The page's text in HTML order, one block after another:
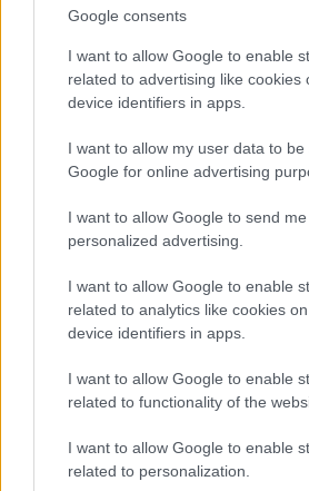
Google consents
I want to allow Google to enable
related to advertising like cookies
device identifiers in apps.
I want to allow my user data to be
Google for online advertising
I want to allow Google to send me
personalized advertising.
I want to allow Google to enable
related to analytics like cookies
device identifiers in apps.
I want to allow Google to enable
related to functionality of the
I want to allow Google to enable
related to personalization.
Missoni